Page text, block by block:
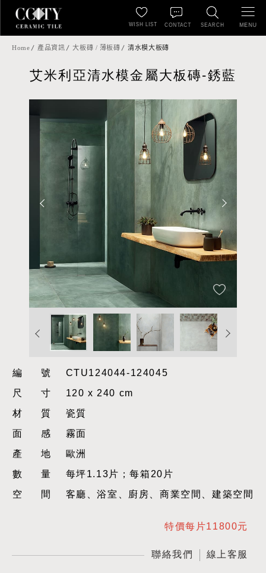
SEARCH
WISH LIST CONTACT MENU
Home 產品資訊 大板磚 / 薄板磚 清水模大板磚
艾米利亞清水模金屬大板磚-銹藍
編號CTU124044-124045
尺寸120 x 240 cm
材質瓷質
面感霧面
產地歐洲
數量每坪1.13片；每箱20片
空間客廳、浴室、廚房、商業空間、建築空間
特價每片11800元
聯絡我們 線上客服